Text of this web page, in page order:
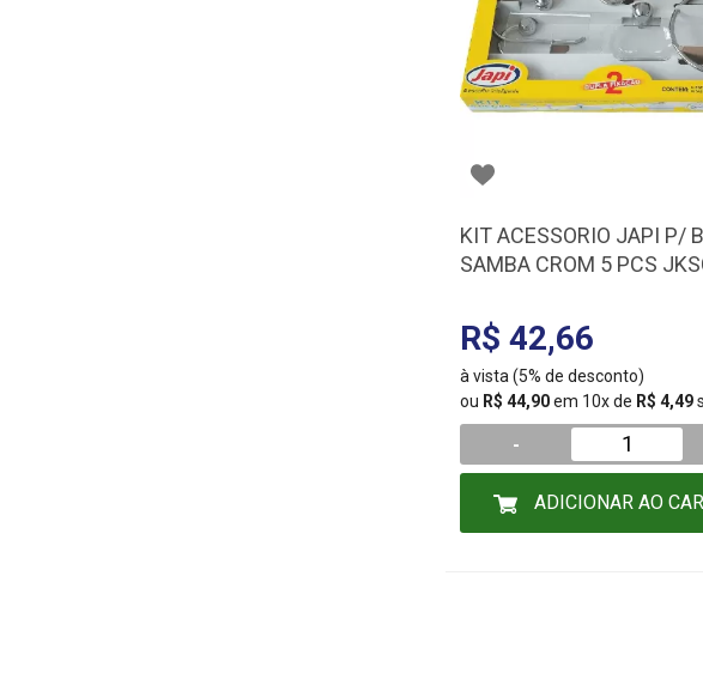
KIT ACESSORIO JAPI P/
SAMBA CROM 5 PCS
R$ 42,66
à vista (5% de desconto)
ou R$ 44,90em 10x de R$ 4,49
-
ADICIONAR AO